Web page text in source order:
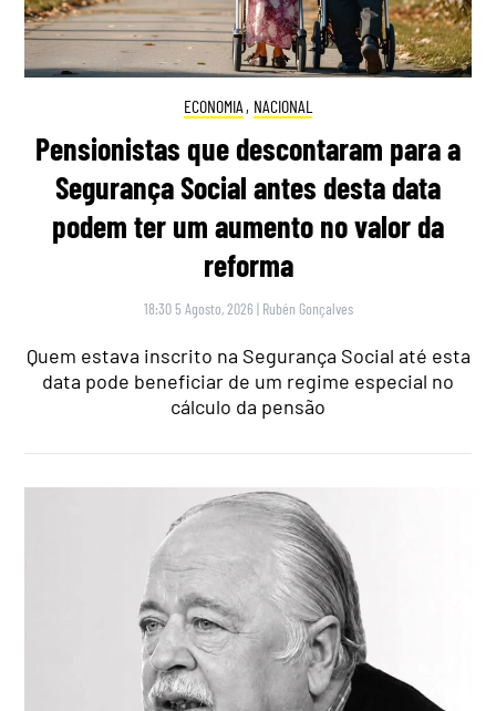
ECONOMIA , NACIONAL
Pensionistas que descontaram para a
Segurança Social antes desta data
podem ter um aumento no valor da
reforma
18:30 5 Agosto, 2026 | Rubén Gonçalves
Quem estava inscrito na Segurança Social até esta
data pode beneficiar de um regime especial no
cálculo da pensão